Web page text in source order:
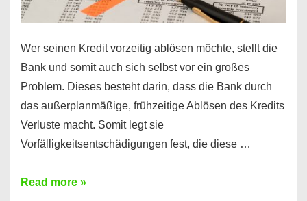
Wer seinen Kredit vorzeitig ablösen möchte, stellt die
Bank und somit auch sich selbst vor ein großes
Problem. Dieses besteht darin, dass die Bank durch
das außerplanmäßige, frühzeitige Ablösen des Kredits
Verluste macht. Somit legt sie
Vorfälligkeitsentschädigungen fest, die diese …
Kredit
Read more »